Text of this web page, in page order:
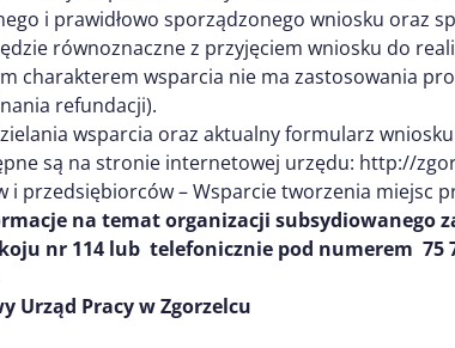
i prawidłowo sporządzonego wniosku oraz
równoznaczne z przyjęciem wniosku do
charakterem wsparcia nie ma zastosowania
refundacji).
wsparcia oraz aktualny formularz
są na stronie internetowej urzędu: http://
i przedsiębiorców – Wsparcie tworzenia miejsc
na temat organizacji subsydiowanego
nr 114 lub telefonicznie pod numerem 75
Urząd Pracy w Zgorzelcu